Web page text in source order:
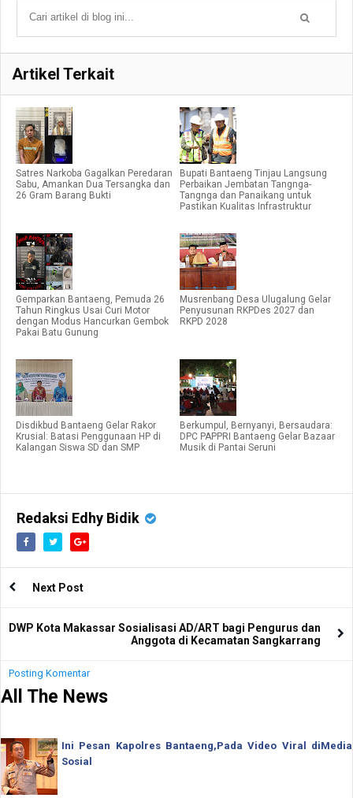
Artikel Terkait
Satres Narkoba Gagalkan Peredaran
Sabu, Amankan Dua Tersangka dan
26 Gram Barang Bukti
Bupati Bantaeng Tinjau Langsung
Perbaikan Jembatan Tangnga-
Tangnga dan Panaikang untuk
Pastikan Kualitas Infrastruktur
Gemparkan Bantaeng, Pemuda 26
Tahun Ringkus Usai Curi Motor
dengan Modus Hancurkan Gembok
Pakai Batu Gunung
Musrenbang Desa Ulugalung Gelar
Penyusunan RKPDes 2027 dan
RKPD 2028
Disdikbud Bantaeng Gelar Rakor
Krusial: Batasi Penggunaan HP di
Kalangan Siswa SD dan SMP
Berkumpul, Bernyanyi, Bersaudara:
DPC PAPPRI Bantaeng Gelar Bazaar
Musik di Pantai Seruni
Redaksi Edhy Bidik
Next Post
DWP Kota Makassar Sosialisasi AD/ART bagi Pengurus dan
Anggota di Kecamatan Sangkarrang
Posting Komentar
All The News
Ini Pesan Kapolres Bantaeng,Pada Video Viral diMedia
Sosial